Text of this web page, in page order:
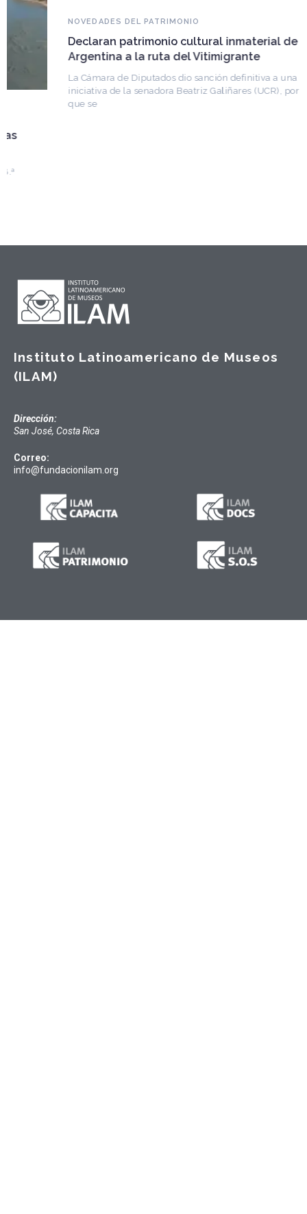
NOVEDADES DEL PATRIMONIO
Declaran patrimonio cultural inmaterial de
Argentina a la ruta del Vitimigrante
La Cámara de Diputados dio sanción definitiva a una
iniciativa de la senadora Beatriz Galiñares (UCR), por la
Instituto Latinoamericano de Museos
(ILAM)
Dirección:
San José, Costa Rica
Correo:
info@fundacionilam.org